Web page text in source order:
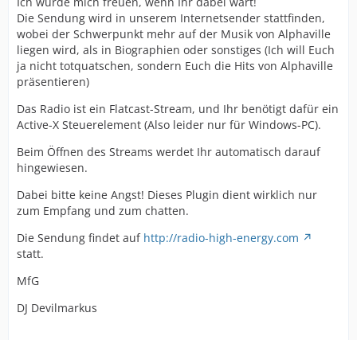
Die Sendung wird in unserem Internetsender stattfinden,
wobei der Schwerpunkt mehr auf der Musik von Alphaville
liegen wird, als in Biographien oder sonstiges (Ich will Euch
ja nicht totquatschen, sondern Euch die Hits von Alphaville
präsentieren)
Das Radio ist ein Flatcast-Stream, und Ihr benötigt dafür ein
Active-X Steuerelement (Also leider nur für Windows-PC).
Beim Öffnen des Streams werdet Ihr automatisch darauf
hingewiesen.
Dabei bitte keine Angst! Dieses Plugin dient wirklich nur
zum Empfang und zum chatten.
Die Sendung findet auf http://radio-high-energy.com
statt.
MfG
DJ Devilmarkus